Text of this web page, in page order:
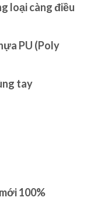
loại càng điều
PU (Poly
tay
100%